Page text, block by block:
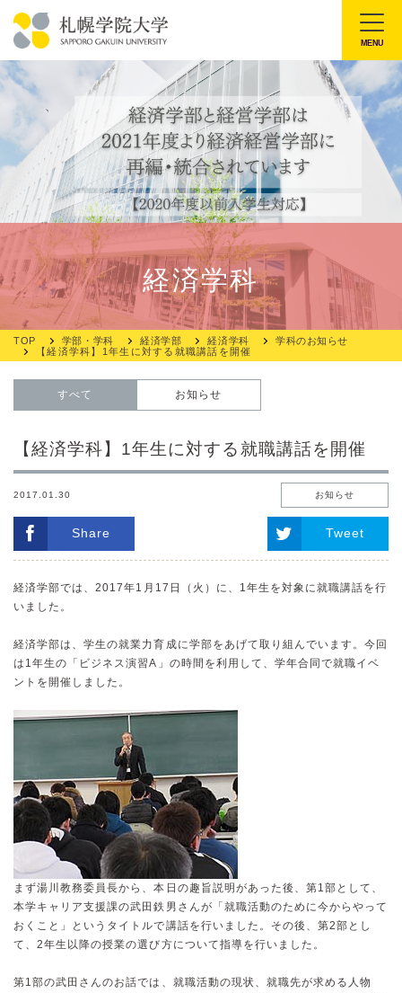
文
へ
メ
ュ
ー
札
幌
学
院
大
学
MENU
経済学科
TOP 学部・学科 経済学部 経済学科
学科のお知らせ
【経済学科】1年生に対する就職講話を開催
すべて お知らせ
【経済学科】1年生に対する就職講話を開催
2017.01.30 お知らせ
Share Tweet
経済学部では、2017年1月17日（火）に、1年生を対象に就職講話を行
いました。
経済学部は、学生の就業力育成に学部をあげて取り組んでいます。今回
は1年生の「ビジネス演習A」の時間を利用して、学年合同で就職イベ
ントを開催しました。
まず湯川教務委員長から、本日の趣旨説明があった後、第1部として、
本学キャリア支援課の武田鉄男さんが「就職活動のために今からやって
おくこと」というタイトルで講話を行いました。その後、第2部とし
て、2年生以降の授業の選び方について指導を行いました。
第1部の武田さんのお話では、就職活動の現状、就職先が求める人物